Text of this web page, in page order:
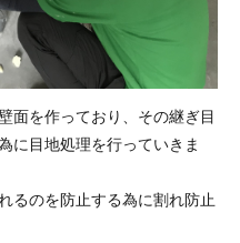
面を作っており、その継ぎ目
に目地処理を行っていきま
るのを防止する為に割れ防止